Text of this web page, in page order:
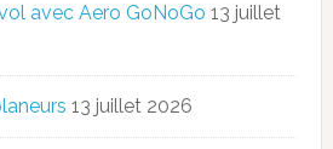
avec Aero GoNoGo 13 juillet
13 juillet 2026